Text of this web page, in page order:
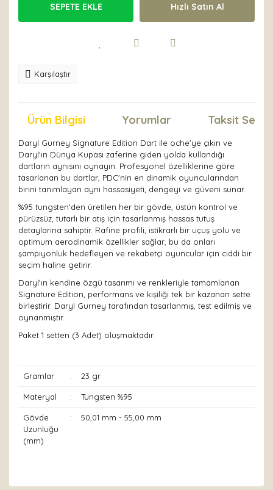
SEPETE EKLE Hızlı Satın Al
Karşılaştır
Ürün Bilgisi Yorumlar Taksit
Daryl Gurney Signature Edition Dart ile oche'ye çıkın ve
Daryl'ın Dünya Kupası zaferine giden yolda kullandığı
dartların aynısını oynayın. Profesyonel özelliklerine göre
tasarlanan bu dartlar, PDC'nin en dinamik oyuncularından
birini tanımlayan aynı hassasiyeti, dengeyi ve güveni sunar.
%95 tungsten'den üretilen her bir gövde, üstün kontrol ve
pürüzsüz, tutarlı bir atış için tasarlanmış hassas tutuş
detaylarına sahiptir. Rafine profili, istikrarlı bir uçuş yolu ve
optimum aerodinamik özellikler sağlar, bu da onları
şampiyonluk hedefleyen ve rekabetçi oyuncular için ciddi bir
seçim haline getirir.
Daryl'ın kendine özgü tasarımı ve renkleriyle tamamlanan
Signature Edition, performans ve kişiliği tek bir kazanan sette
birleştirir. Daryl Gurney tarafından tasarlanmış, test edilmiş ve
oynanmıştır.
Paket 1 setten (3 Adet) oluşmaktadır.
Gramlar : 23 gr
Materyal : Tungsten %95
Gövde
Uzunluğu
(mm)
: 50,01 mm - 55,00 mm